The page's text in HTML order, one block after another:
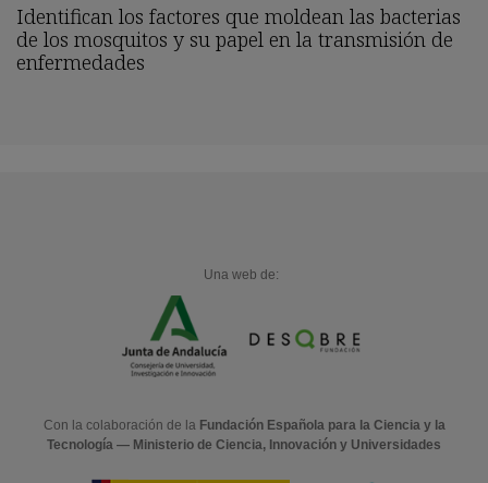
Identifican los factores que moldean las bacterias
de los mosquitos y su papel en la transmisión de
enfermedades
Una web de:
Con la colaboración de la Fundación Española para la Ciencia y la
Tecnología — Ministerio de Ciencia, Innovación y Universidades